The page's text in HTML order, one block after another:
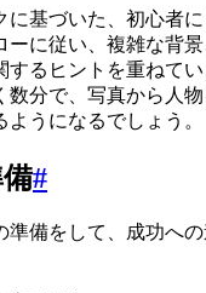
に基づいた、初心者
ーに従い、複雑な背
するヒントを重ねて
数分で、写真から人
うになるでしょう。
#
準備をして、成功へ